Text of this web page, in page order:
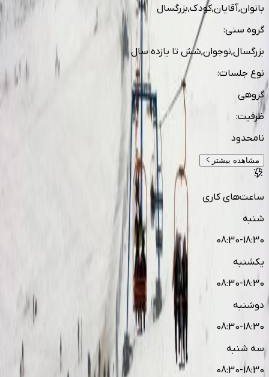
بانوان,آقایان,کودک,بزرگسال
گروه سنی:
بزرگسال,نوجوان,شش تا یازده سال
نوع جلسات:
گروهی
ظرفیت:
نامحدود
مشاهده بیشتر
ساعت‌های کاری
شنبه
08:30-18:30
یکشنبه
08:30-18:30
دوشنبه
08:30-18:30
سه شنبه
08:30-18:30